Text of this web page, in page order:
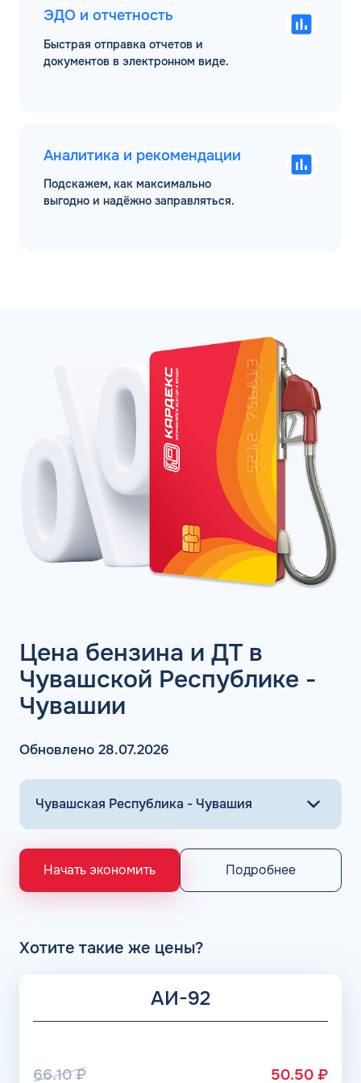
ЭДО и отчетность
Быстрая отправка отчетов и
документов в электронном виде.
Аналитика и рекомендации
Подскажем, как максимально
выгодно и надёжно заправляться.
Цена бензина и ДТ в
Чувашской Республике -
Чувашии
Обновлено 28.07.2026
Начать экономить Подробнее
Хотите такие же цены?
АИ-92
66.10₽ 50.50 ₽